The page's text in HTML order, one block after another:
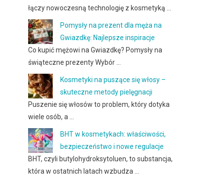
łączy nowoczesną technologię z kosmetyką …
Pomysły na prezent dla męża na
Gwiazdkę: Najlepsze inspiracje
Co kupić mężowi na Gwiazdkę? Pomysły na
świąteczne prezenty Wybór …
Kosmetyki na puszące się włosy –
skuteczne metody pielęgnacji
Puszenie się włosów to problem, który dotyka
wiele osób, a …
BHT w kosmetykach: właściwości,
bezpieczeństwo i nowe regulacje
BHT, czyli butylohydroksytoluen, to substancja,
która w ostatnich latach wzbudza …